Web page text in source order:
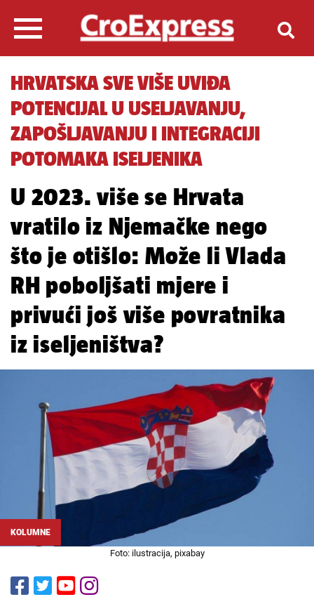
HRVATSKA SVE VIŠE UVIĐA
POTENCIJAL U USELJAVANJU,
ZAPOŠLJAVANJU I INTEGRACIJI
POTOMAKA ISELJENIKA
U 2023. više se Hrvata
vratilo iz Njemačke nego
što je otišlo: Može li Vlada
RH poboljšati mjere i
privući još više povratnika
iz iseljeništva?
KOLUMNE
Foto: ilustracija, pixabay